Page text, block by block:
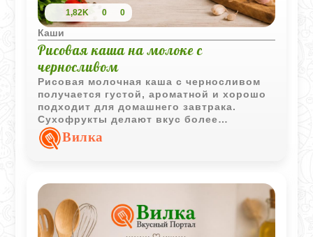
1,82K 0 0
Каши
Рисовая каша на молоке с
черносливом
Рисовая молочная каша с черносливом
получается густой, ароматной и хорошо
подходит для домашнего завтрака.
Сухофрукты делают вкус более
насыщенным, а упревание в духовке
придаёт каше особенно приятную
Вилка